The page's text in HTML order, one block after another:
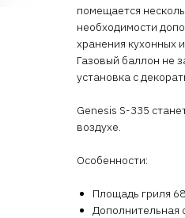
помещается
необходимости
хранения кухонных
Газовый баллон не
установка с
Genesis S-335
воздухе.
Особенности:
Площадь гриля
Дополнительная